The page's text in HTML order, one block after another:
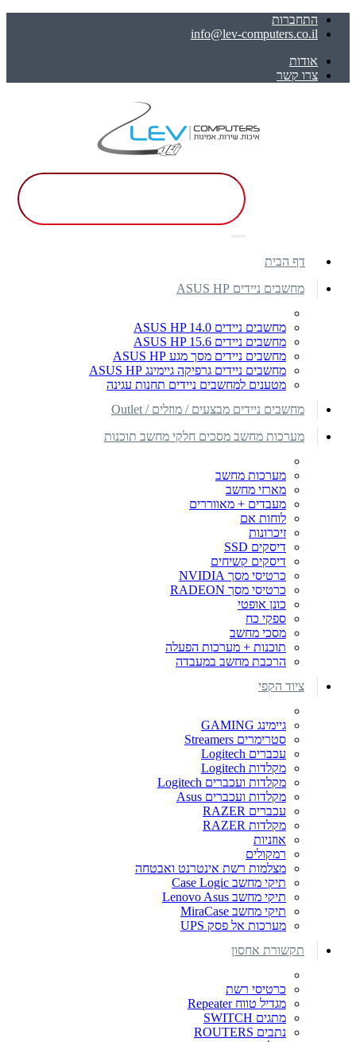
התחברות
info@lev-computers.co.il
אודות
צרו קשר
דף הבית
מחשבים ניידים ASUS HP
מחשבים ניידים ASUS HP 14.0
מחשבים ניידים ASUS HP 15.6
מחשבים ניידים מסך מגע ASUS HP
מחשבים ניידים גרפיקה גיימינג ASUS HP
מטענים למחשבים ניידים תחנות עגינה
מחשבים ניידים מבצעים / מוזלים / Outlet
מערכות מחשב מסכים חלקי מחשב תוכנות
מערכות מחשב
מארזי מחשב
מעבדים + מאווררים
לוחות אם
זיכרונות
דיסקים SSD
דיסקים קשיחים
כרטיסי מסך NVIDIA
כרטיסי מסך RADEON
כונן אופטי
ספקי כח
מסכי מחשב
תוכנות + מערכות הפעלה
הרכבת מחשב במעבדה
ציוד הקפי
גיימינג GAMING
סטרימרים Streamers
עכברים Logitech
מקלדות Logitech
מקלדות ועכברים Logitech
מקלדות ועכברים Asus
עכברים RAZER
מקלדות RAZER
אוזניות
רמקולים
מצלמות רשת אינטרנט ואבטחה
תיקי מחשב Case Logic
תיקי מחשב Lenovo Asus
תיקי מחשב MiraCase
מערכות אל פסק UPS
תקשורת אחסון
כרטיסי רשת
מגדיל טווח Repeater
מתגים SWITCH
נתבים ROUTERS